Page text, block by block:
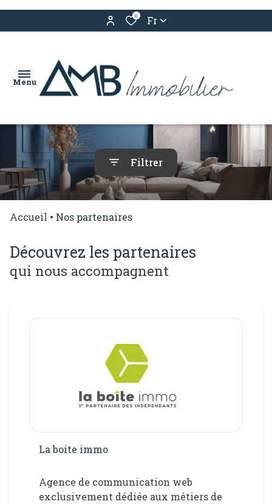
0 Fr
Menu
nos
services
acheter
louer
estimation
honoraires
Filtrer
Accueil Nos partenaires
découvrez les partenaires
qui nous accompagnent
La boite immo
Agence de communication web
exclusivement dédiée aux métiers de